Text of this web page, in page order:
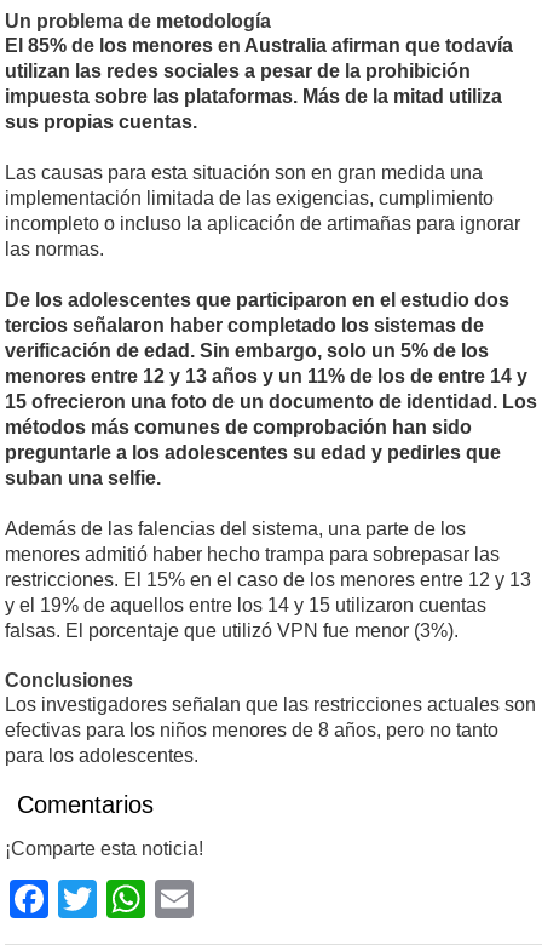
Un problema de metodología
El 85% de los menores en Australia afirman que todavía
utilizan las redes sociales a pesar de la prohibición
impuesta sobre las plataformas. Más de la mitad utiliza
sus propias cuentas.
Las causas para esta situación son en gran medida una
implementación limitada de las exigencias, cumplimiento
incompleto o incluso la aplicación de artimañas para ignorar
las normas.
De los adolescentes que participaron en el estudio dos
tercios señalaron haber completado los sistemas de
verificación de edad. Sin embargo, solo un 5% de los
menores entre 12 y 13 años y un 11% de los de entre 14 y
15 ofrecieron una foto de un documento de identidad. Los
métodos más comunes de comprobación han sido
preguntarle a los adolescentes su edad y pedirles que
suban una selfie.
Además de las falencias del sistema, una parte de los
menores admitió haber hecho trampa para sobrepasar las
restricciones. El 15% en el caso de los menores entre 12 y 13
y el 19% de aquellos entre los 14 y 15 utilizaron cuentas
falsas. El porcentaje que utilizó VPN fue menor (3%).
Conclusiones
Los investigadores señalan que las restricciones actuales son
efectivas para los niños menores de 8 años, pero no tanto
para los adolescentes.
Comentarios
¡Comparte esta noticia!
Facebook
TwitterWhatsApp